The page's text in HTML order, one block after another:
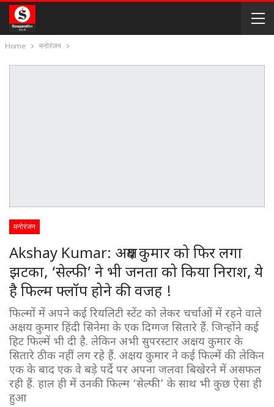
Home मनोरंजन
मनोरंजन
Akshay Kumar: अक्षय कुमार को फिर लगा
झटका, ‘सेल्फी’ ने भी जनता को किया निराश, ये
है फिल्म फ्लॉप होने की वजह !
फिल्मों में अपने कई रियलिटी स्टेंट को लेकर चर्चाओं में रहने वाले
अक्षय कुमार हिंदी सिनेमा के एक दिग्गज सितारे हैं. जिन्होंने कई
हिट फिल्में भी दी है. लेकिन अभी सुपरस्टार अक्षय कुमार के
सितारे ठीक नहीं लग रहे हैं. अक्षय कुमार ने कई फिल्में की लेकिन
एक के बाद एक वे बड़े पर्दे पर अपना जलवा बिखेरने में असफल
रही हैं. हाल ही में उनकी फिल्म ‘सेल्फी’ के साथ भी कुछ ऐसा ही
हुआ